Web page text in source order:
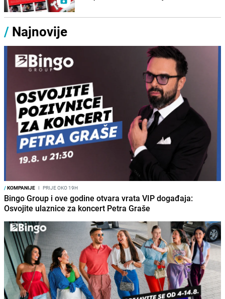
/ Najnovije
/KOMPANIJE I PRIJE OKO 19H
Bingo Group i ove godine otvara vrata VIP događaja:
Osvojite ulaznice za koncert Petra Graše